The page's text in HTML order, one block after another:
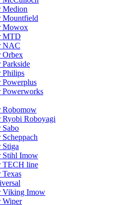
Medion
Mountfield
Mowox
MTD
NAC
Orbex
Parkside
Philips
Powerplus
Powerworks
Robomow
Ryobi Roboyagi
Sabo
Stiga
Stihl Imow
TECH line
Texas
Viking Imow
Wiper